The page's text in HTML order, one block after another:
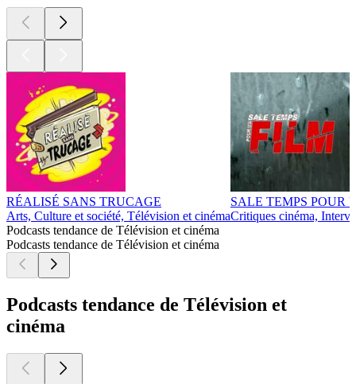
RÉALISÉ SANS TRUCAGE
Arts, Culture et société, Télévision et cinéma
SALE TEMPS POUR
Critiques cinéma,
Podcasts tendance de Télévision et cinéma
Podcasts tendance de Télévision et cinéma
Podcasts tendance de Télévision et
cinéma